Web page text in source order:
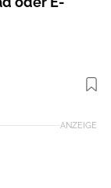
Foto: Westend61
ANZEIGE